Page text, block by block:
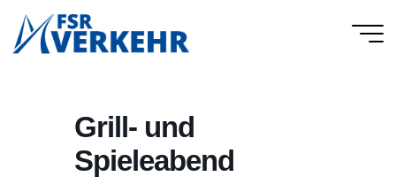
content
Grill- und
Spieleabend